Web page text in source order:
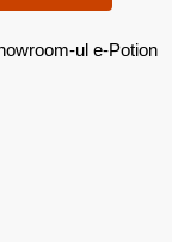
ul e-Potion